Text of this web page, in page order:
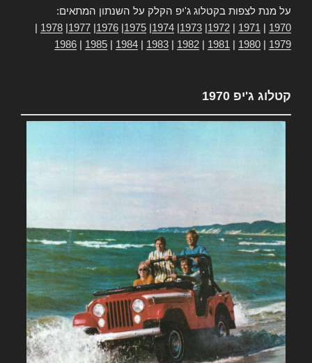
על מנת לצפות בקטלוג ג'יפ הקלק על השנתון המתאים:
1970
1971
1972
1973
1974
1975
1976
1977
1978
1979
1980
1981
1982
1983
1984
1985
1986
קטלוג ג'יפ 1970